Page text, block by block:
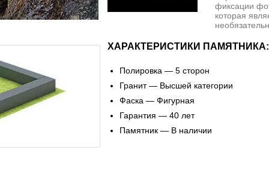
фиксации
которая
ХАРАКТЕРИСТИКИ ПАМЯТНИКА:
Полировка — 5 сторон
Гранит — Высшей категории
Фаска — Фигурная
Гарантия — 40 лет
Памятник — В наличии